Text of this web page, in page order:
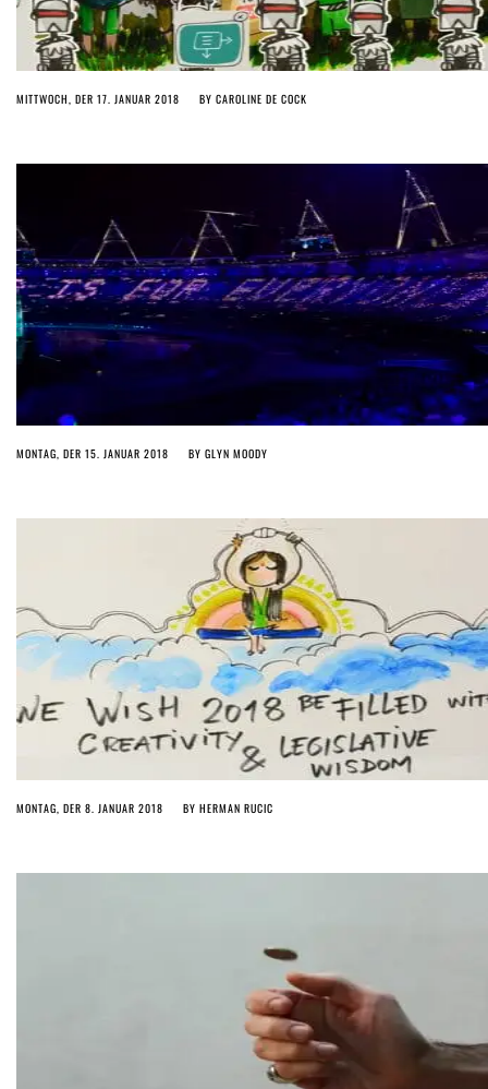
MITTWOCH, DER 17. JANUAR 2018 BY CAROLINE DE COCK
MONTAG, DER 15. JANUAR 2018 BY GLYN MOODY
MONTAG, DER 8. JANUAR 2018 BY HERMAN RUCIC